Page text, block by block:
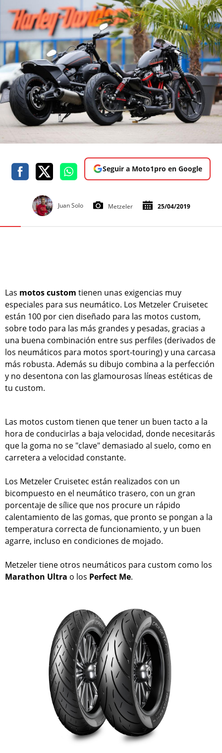
Seguir a Moto1pro en Google
Juan Solo Metzeler 25/04/2019
Las motos custom tienen unas exigencias muy
especiales para sus neumático. Los Metzeler Cruisetec
están 100 por cien diseñado para las motos custom,
sobre todo para las más grandes y pesadas, gracias a
una buena combinación entre sus perfiles (derivados de
los neumáticos para motos sport-touring) y una carcasa
más robusta. Además su dibujo combina a la perfección
y no desentona con las glamourosas líneas estéticas de
tu custom.
Las motos custom tienen que tener un buen tacto a la
hora de conducirlas a baja velocidad, donde necesitarás
que la goma no se "clave" demasiado al suelo, como en
carretera a velocidad constante.
Los Metzeler Cruisetec están realizados con un
bicompuesto en el neumático trasero, con un gran
porcentaje de sílice que nos procure un rápido
calentamiento de las gomas, que pronto se pongan a la
temperatura correcta de funcionamiento, y un buen
agarre, incluso en condiciones de mojado.
Metzeler tiene otros neumáticos para custom como los
Marathon Ultra o los Perfect Me.